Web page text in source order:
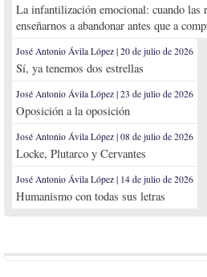
La infantilización emocional: cuando las
enseñarnos a abandonar antes que a
José Antonio Ávila López | 20 de julio de 2026
Sí, ya tenemos dos estrellas
José Antonio Ávila López | 23 de julio de 2026
Oposición a la oposición
José Antonio Ávila López | 08 de julio de 2026
Locke, Plutarco y Cervantes
José Antonio Ávila López | 14 de julio de 2026
Humanismo con todas sus letras